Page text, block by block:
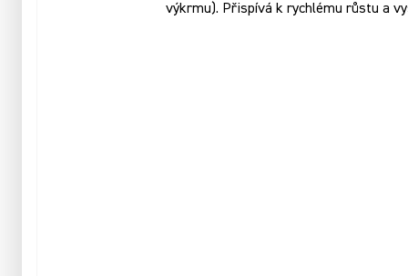
výkrmu). Přispívá k rychlému růstu a